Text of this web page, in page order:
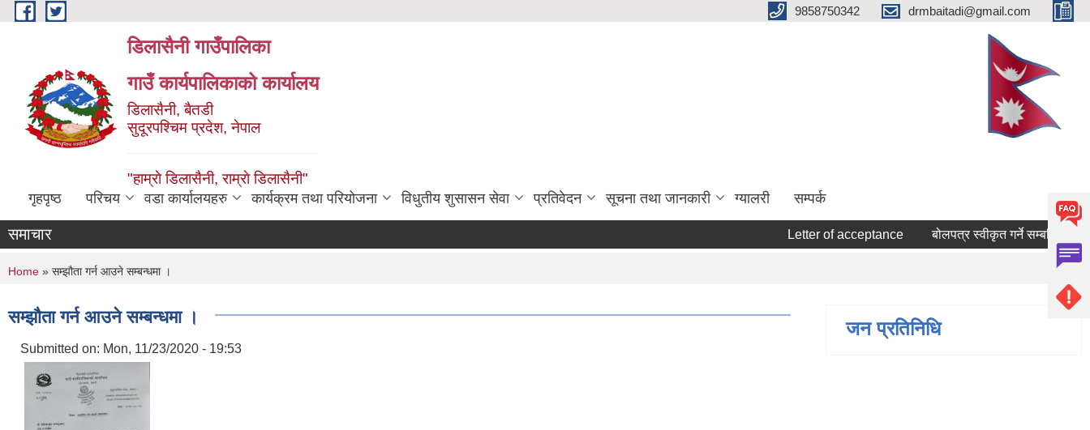
Skip to main content 9858750342 drmbaitadi@gmail.com
डिलासैनी गाउँपालिका
गाउँ कार्यपालिकाको कार्यालय
डिलासैनी, बैतडी
सुदूरपश्चिम प्रदेश, नेपाल
"हाम्राे डिलासैनी, राम्राे डिलासैनी"
गृहपृष्ठ परिचय वडा कार्यालयहरु कार्यक्रम तथा परियोजना विधुतीय शुसासन सेवा प्रतिवेदन सूचना तथा जानकारी ग्यालरी सम्पर्क
समाचार Letter of acceptance बोलपत्र स्वीकृत गर्ने सम्बन्धि आशयको
You are here
Home » सम्झौता गर्न आउने सम्बन्धमा ।
सम्झौता गर्न आउने सम्बन्धमा ।
Submitted on: Mon, 11/23/2020 - 19:53
जन प्रतिनिधि